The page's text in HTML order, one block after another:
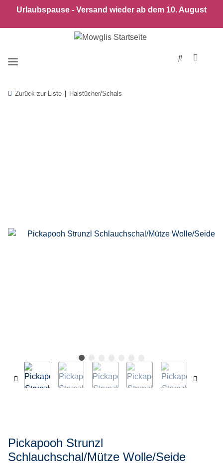
Urlaubspause - Versand wieder ab dem 10. August
Zurück zur Liste Halstücher/Schals
Pickapooh Strunzl
Schlauchschal/Mütze Wolle/Seide